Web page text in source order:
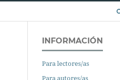
INFORMACIÓN
Para lectores/as
Para autores/as